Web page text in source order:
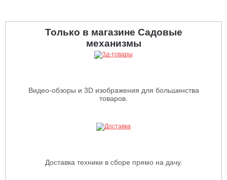
Только в магазине Садовые
механизмы
Видео-обзоры и 3D изображения для большинства
товаров.
Доставка техники в сборе прямо на дачу.